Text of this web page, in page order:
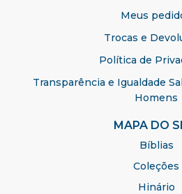
Meus
Trocas e
Política de
Transparência e Igualdade
Homens
MAPA DO
Bíblias
Coleções
Hinário